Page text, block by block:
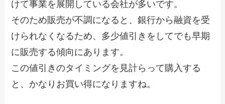
けて事業を展開している会社が多いです。
そのため販売が不調になると、銀行から融資を受
けられなくなるため、多少値引きをしてでも早期
に販売する傾向にあります。
この値引きのタイミングを見計らって購入する
と、かなりお買い得になりますね。